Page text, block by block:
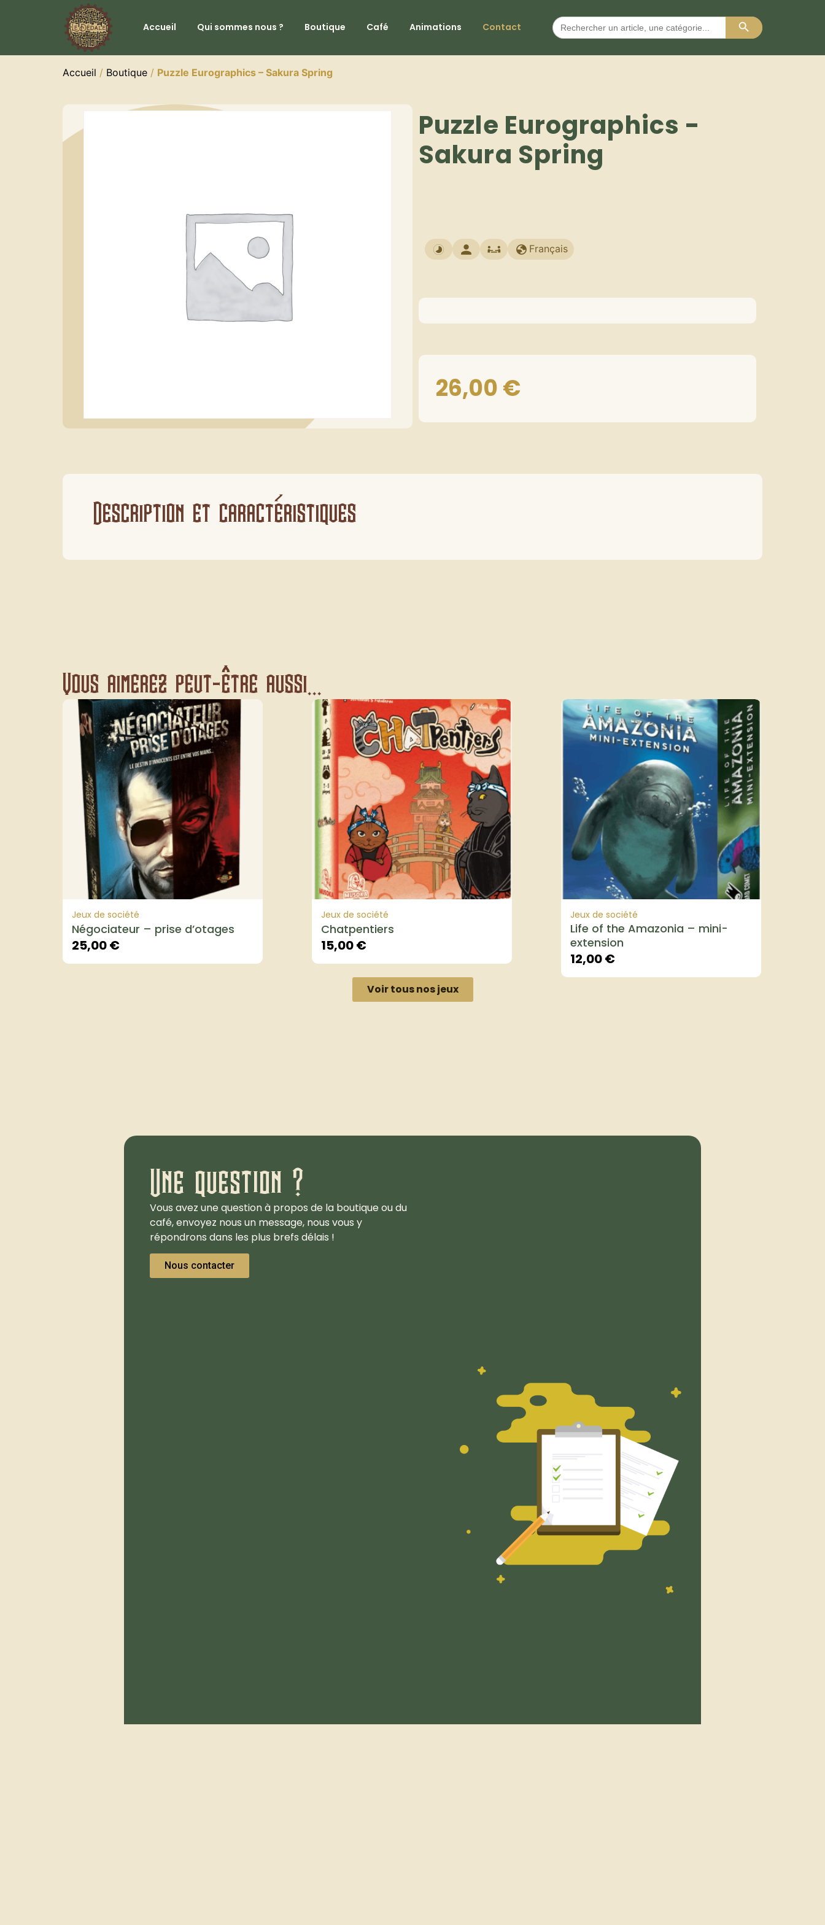
Accueil Qui sommes nous ? Boutique Café Animations Contact
Search
for:
Search Button
Accueil / Boutique / Puzzle Eurographics – Sakura Spring
Puzzle Eurographics -
Sakura Spring
Français
26,00€
Description et caractéristiques
Vous aimerez peut-être aussi...
Jeux de société
Négociateur – prise d’otages
25,00€
Jeux de société
Chatpentiers
15,00€
Jeux de société
Life of the Amazonia – mini-
extension
12,00€
Voir tous nos jeux
Une question ?
Vous avez une question à propos de la boutique ou du
café, envoyez nous un message, nous vous y
répondrons dans les plus brefs délais !
Nous contacter